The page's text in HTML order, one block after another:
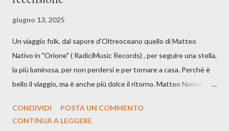
giugno 13, 2025
Un viaggio folk, dal sapore d'Oltreoceano quello di Matteo
Nativo in "Orione" ( RadiciMusic Records) , per seguire una stella,
la più luminosa, per non perdersi e per tornare a casa. Perchè è
bello il viaggio, ma è anche più dolce il ritorno. Matteo Nativo per
indubbiamente matura e consapevole oltre che con ottimi
CONDIVIDI
POSTA UN COMMENTO
CONTINUA A LEGGERE